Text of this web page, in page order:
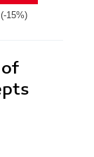
(-15%)